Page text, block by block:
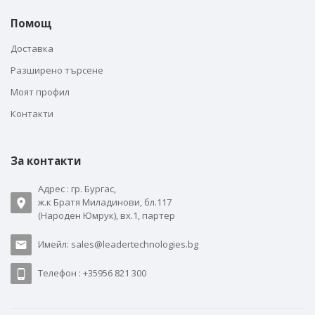
Помощ
Доставка
Разширено търсене
Моят профил
Контакти
За контакти
Адрес : гр. Бургас,
ж.к Братя Миладинови, бл.117
(Народен Юмрук), вх.1, партер
Имейл: sales@leadertechnologies.bg
Телефон : +35956 821 300